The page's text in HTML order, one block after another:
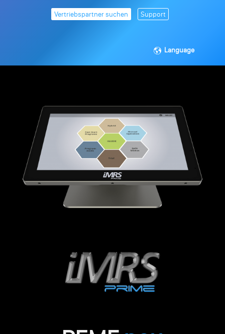
Vertriebspartner suchen Support
Language